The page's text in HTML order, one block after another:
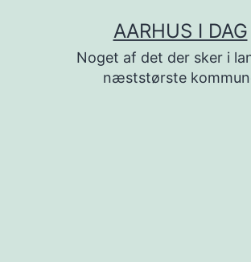
AARHUS I DAG
Noget af det der sker i
næststørste